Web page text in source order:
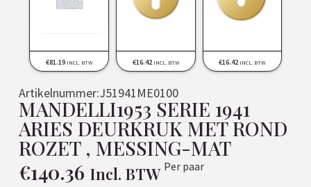
€81.19 INCL. BTW €16.42 INCL. BTW €16.42 INCL. BTW
Artikelnummer:J51941ME0100
MANDELLI1953 SERIE 1941
ARIES DEURKRUK MET ROND
ROZET , MESSING-MAT
€140.36 Incl. BTW Per paar